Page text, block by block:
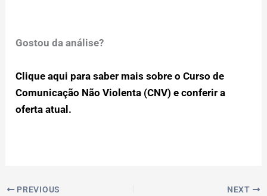
Gostou da análise?
Clique aqui para saber mais sobre o Curso de
Comunicação Não Violenta (CNV) e conferir a
oferta atual.
PREVIOUS NEXT